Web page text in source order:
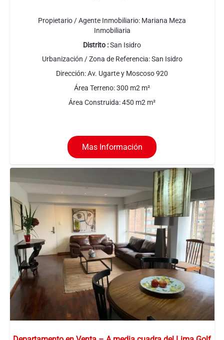
Propietario / Agente Inmobiliario: Mariana Meza
Inmobiliaria
Distrito :San Isidro
Urbanización / Zona de Referencia:San Isidro
Dirección:Av. Ugarte y Moscoso 920
Área Terreno:300 m2 m²
Área Construida:450 m2 m²
Mas Información